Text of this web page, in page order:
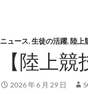
ニュース,生徒の活躍, 陸上
【陸上競
2026 年 6 月 29 日